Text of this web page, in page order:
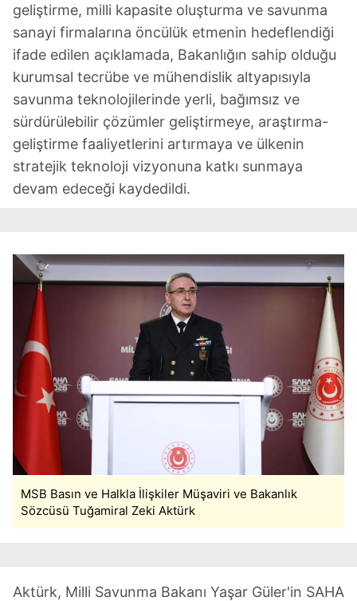
geliştirme, milli kapasite oluşturma ve savunma
sanayi firmalarına öncülük etmenin hedeflendiği
ifade edilen açıklamada, Bakanlığın sahip olduğu
kurumsal tecrübe ve mühendislik altyapısıyla
savunma teknolojilerinde yerli, bağımsız ve
sürdürülebilir çözümler geliştirmeye, araştırma-
geliştirme faaliyetlerini artırmaya ve ülkenin
stratejik teknoloji vizyonuna katkı sunmaya
devam edeceği kaydedildi.
MSB Basın ve Halkla İlişkiler Müşaviri ve Bakanlık
Sözcüsü Tuğamiral Zeki Aktürk
Aktürk, Milli Savunma Bakanı Yaşar Güler'in SAHA